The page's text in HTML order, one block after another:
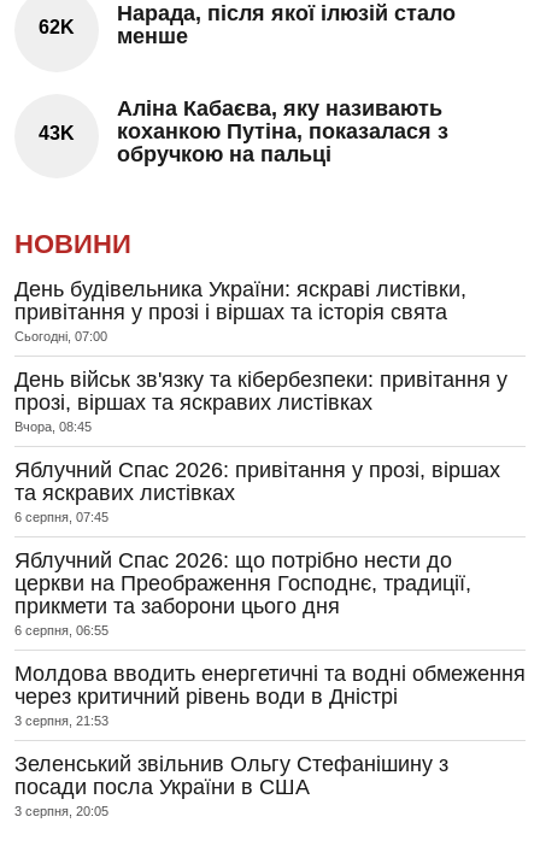
62K
Нарада, після якої ілюзій стало
менше
43K
Аліна Кабаєва, яку називають
коханкою Путіна, показалася з
обручкою на пальці
НОВИНИ
День будівельника України: яскраві листівки,
привітання у прозі і віршах та історія свята
Сьогодні, 07:00
День військ зв'язку та кібербезпеки: привітання у
прозі, віршах та яскравих листівках
Вчора, 08:45
Яблучний Спас 2026: привітання у прозі, віршах
та яскравих листівках
6 серпня, 07:45
Яблучний Спас 2026: що потрібно нести до
церкви на Преображення Господнє, традиції,
прикмети та заборони цього дня
6 серпня, 06:55
Молдова вводить енергетичні та водні обмеження
через критичний рівень води в Дністрі
3 серпня, 21:53
Зеленський звільнив Ольгу Стефанішину з
посади посла України в США
3 серпня, 20:05